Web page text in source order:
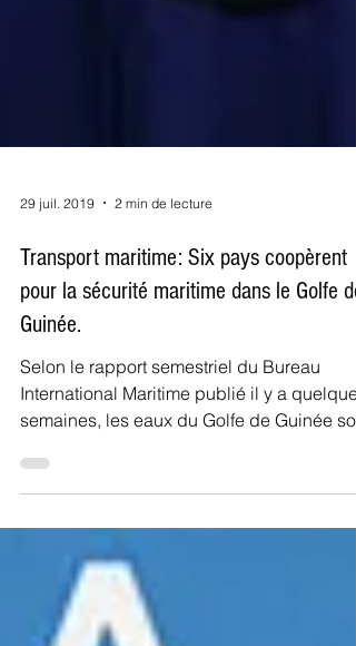
29 juil. 2019 2 min de lecture
Transport maritime: Six pays coopèrent
pour la sécurité maritime dans le Golfe de
Guinée.
Selon le rapport semestriel du Bureau
International Maritime publié il y a quelques